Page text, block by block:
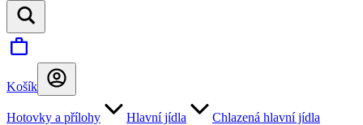
Košík
Hotovky a přílohy Hlavní jídla Chlazená hlavní jídla